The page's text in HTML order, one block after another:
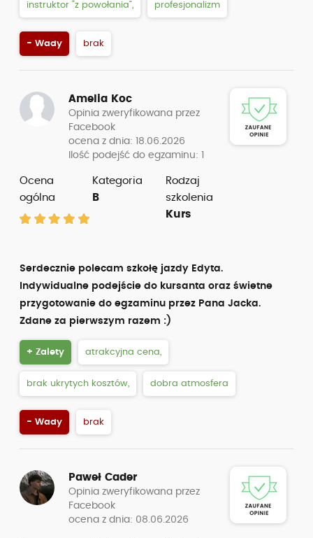
instruktor “z powołania”, profesjonalizm
- Wady brak
Amelia Koc
Opinia zweryfikowana przez
Facebook
ocena z dnia: 18.06.2026
Ilość podejść do egzaminu: 1
Ocena
ogólna
Kategoria
B
Rodzaj
szkolenia
Kurs
Serdecznie polecam szkołę jazdy Edyta.
Indywidualne podejście do kursanta oraz świetne
przygotowanie do egzaminu przez Pana Jacka.
Zdane za pierwszym razem :)
+ Zalety atrakcyjna cena,
brak ukrytych kosztów, dobra atmosfera
- Wady brak
Paweł Cader
Opinia zweryfikowana przez
Facebook
ocena z dnia: 08.06.2026